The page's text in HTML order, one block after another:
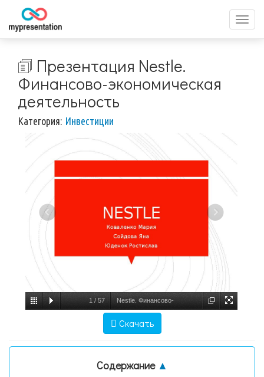
меню
🗊 Презентация Nestle.
Финансово-экономическая
деятельность
Категория: Инвестиции
1 / 57 Nestle. Финансово-
Скачать
Содержание ▲